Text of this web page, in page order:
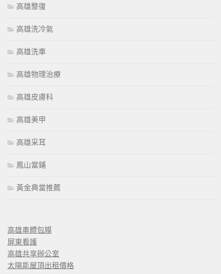
高雄整復
高雄洗冷氣
高雄洗車
高雄物理治療
高雄皮膚科
高雄美甲
高雄采耳
鳳山當鋪
黃金典當推薦
高雄車體包膜
屏東看護
高雄共享辦公室
太陽能屋頂出租價格